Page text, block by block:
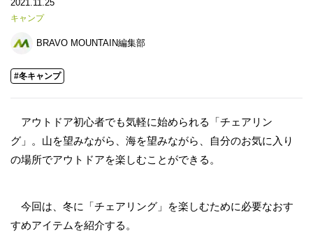
2021.11.25
キャンプ
BRAVO MOUNTAIN編集部
#冬キャンプ
アウトドア初心者でも気軽に始められる「チェアリン
グ」。山を望みながら、海を望みながら、自分のお気に入り
の場所でアウトドアを楽しむことができる。
今回は、冬に「チェアリング」を楽しむために必要なおす
すめアイテムを紹介する。